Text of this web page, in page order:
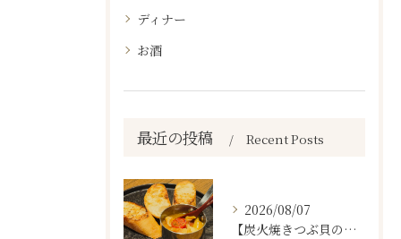
ディナー
お酒
最近の投稿 Recent Posts
2026/08/07
【炭火焼きつぶ貝のスパニッシュアヒージョ🐚🔥】